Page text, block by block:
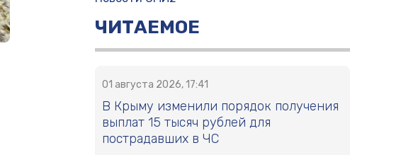
ЧИТАЕМОЕ
01 августа 2026, 17:41
В Крыму изменили порядок получения
выплат 15 тысяч рублей для
пострадавших в ЧС